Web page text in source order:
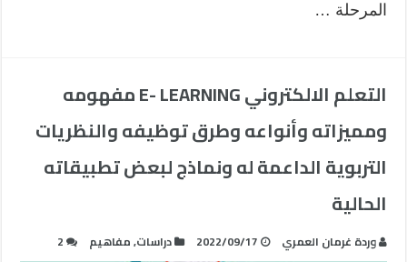
المرحلة …
التعلم الالكتروني E- LEARNING مفهومه
ومميزاته وأنواعه وطرق توظيفه والنظريات
التربوية الداعمة له ونماذج لبعض تطبيقاته
الحالية
وردة غرمان العمري 2022/09/17 دراسات,مفاهيم 2